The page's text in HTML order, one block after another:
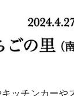
ッチンカーや